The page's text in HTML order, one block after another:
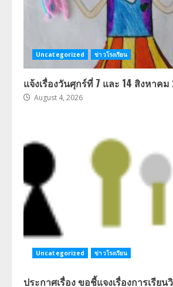
Uncategorized ข่าวโรงเรียน
แจ้งเรื่องวันศุกร์ที่ 7 และ 14 สิงหาคม
August 4, 2026
Uncategorized ข่าวโรงเรียน
ประกาศเรื่อง ขอชี้แจงเรื่องการเรีย